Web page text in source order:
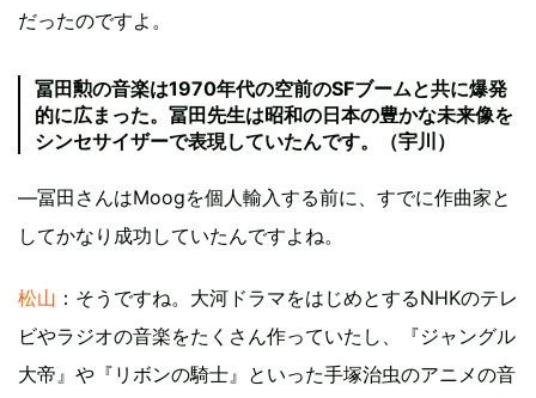
だったのですよ。
冨田勲の音楽は1970年代の空前のSFブームと共に爆発
的に広まった。冨田先生は昭和の日本の豊かな未来像を
シンセサイザーで表現していたんです。（宇川）
―冨田さんはMoogを個人輸入する前に、すでに作曲家と
してかなり成功していたんですよね。
松山 ：そうですね。大河ドラマをはじめとするNHKのテレ
ビやラジオの音楽をたくさん作っていたし、『ジャングル
大帝』や『リボンの騎士』といった手塚治虫のアニメの音